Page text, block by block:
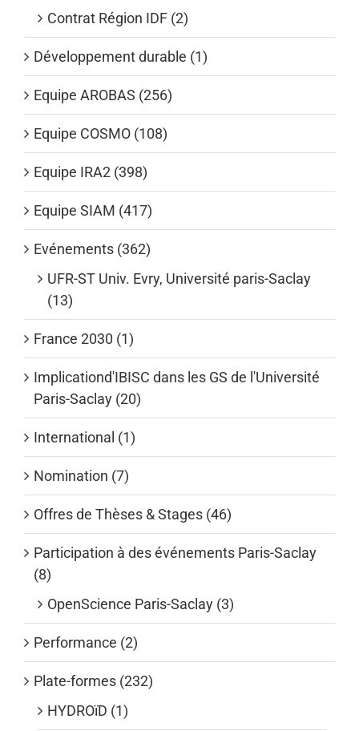
Contrat Région IDF (2)
Développement durable (1)
Equipe AROBAS (256)
Equipe COSMO (108)
Equipe IRA2 (398)
Equipe SIAM (417)
Evénements (362)
UFR-ST Univ. Evry, Université paris-Saclay
(13)
France 2030 (1)
Implicationd'IBISC dans les GS de l'Université
Paris-Saclay (20)
International (1)
Nomination (7)
Offres de Thèses & Stages (46)
Participation à des événements Paris-Saclay
(8)
OpenScience Paris-Saclay (3)
Performance (2)
Plate-formes (232)
HYDROïD (1)